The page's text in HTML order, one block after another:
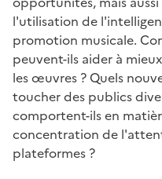
l'utilisation de
promotion musicale.
peuvent-ils aider à
les œuvres ? Quels
toucher des publics
comportent-ils en
concentration de
plateformes ?